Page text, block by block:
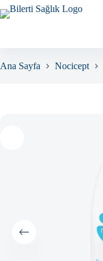
Skip
to
Ana Sayfa Nocicept